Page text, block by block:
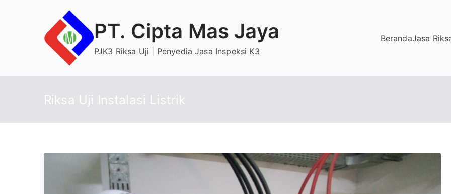
PT. Cipta Mas Jaya
PJK3 Riksa Uji | Penyedia Jasa Inspeksi K3
BerandaJasa
Riksa Uji Instalasi Listrik